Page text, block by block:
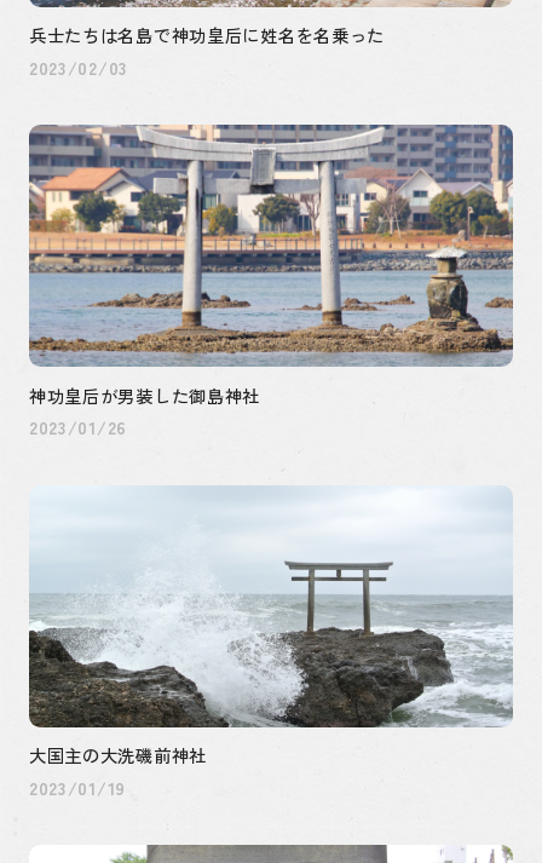
兵士たちは名島で神功皇后に姓名を名乗った
2023/02/03
神功皇后が男装した御島神社
2023/01/26
大国主の大洗磯前神社
2023/01/19